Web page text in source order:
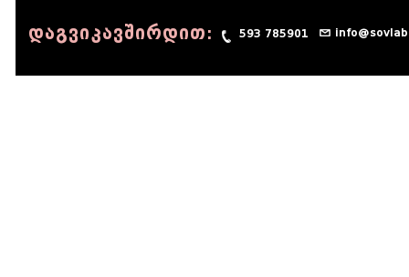
დაგვიკავშირდით: 593 785901